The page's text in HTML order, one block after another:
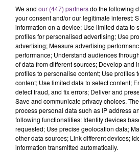
12h42
12h42
IMAGINE DRAGONS
Bones
We and our (447) partnersdo the following
your consent and/or our legitimate interest:
information on a device; Use limited data to
profiles for personalised advertising; Use
advertising; Measure advertising
performance; Understand audiences
of data from different sources; Develop and
profiles to personalise content; Use profiles
content; Use limited data to select content;
detect fraud, and fix errors; Deliver and
Save and communicate privacy choices.
process personal data such as IP address
following functionalities: Identify devices
requested; Use precise geolocation data;
other data sources; Link different devices;
information transmitted automatically.